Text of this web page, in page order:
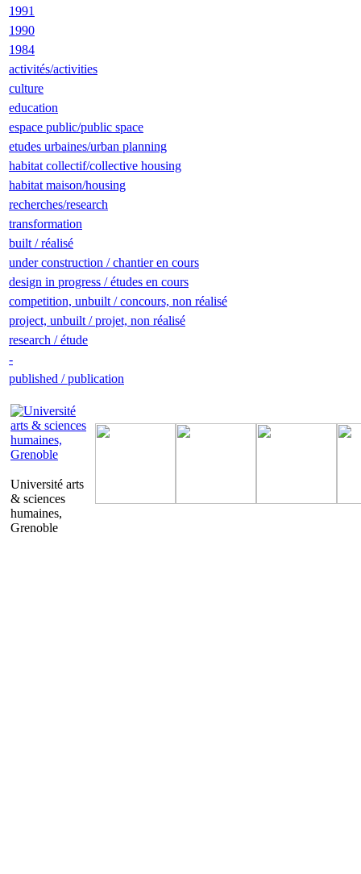
1991
1990
1984
activités/activities
culture
education
espace public/public space
etudes urbaines/urban planning
habitat collectif/collective housing
habitat maison/housing
recherches/research
transformation
built / réalisé
under construction / chantier en cours
design in progress / études en cours
competition, unbuilt / concours, non réalisé
project, unbuilt / projet, non réalisé
research / étude
-
published / publication
Université arts
& sciences
humaines,
Grenoble